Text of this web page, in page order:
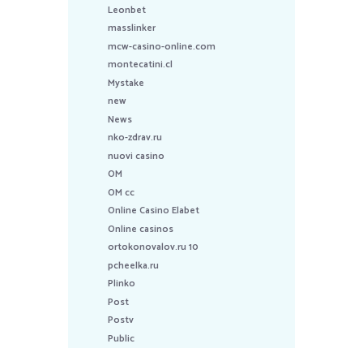
Leonbet
masslinker
mcw-casino-online.com
montecatini.cl
Mystake
new
News
nko-zdrav.ru
nuovi casino
OM
OM cc
Online Casino Elabet
Online casinos
ortokonovalov.ru 10
pcheelka.ru
Plinko
Post
Postv
Public